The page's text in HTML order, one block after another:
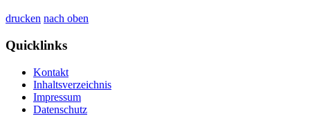
drucken nach oben
Quicklinks
Kontakt
Inhaltsverzeichnis
Impressum
Datenschutz